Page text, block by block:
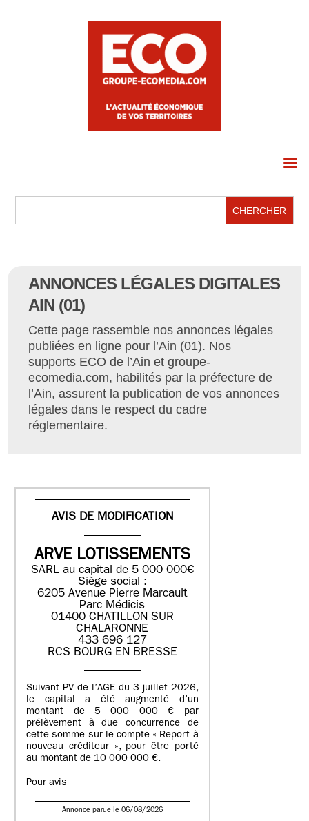
a
ANNONCES LÉGALES DIGITALES
AIN (01)
Cette page rassemble nos annonces légales
publiées en ligne pour l’Ain (01). Nos
supports ECO de l’Ain et groupe-
ecomedia.com, habilités par la préfecture de
l’Ain, assurent la publication de vos annonces
légales dans le respect du cadre
réglementaire.
AVIS DE MODIFICATION
ARVE LOTISSEMENTS
SARL au capital de 5 000 000€
Siège social :
6205 Avenue Pierre Marcault
Parc Médicis
01400 CHATILLON SUR
CHALARONNE
433 696 127
RCS BOURG EN BRESSE
Suivant PV de l’AGE du 3 juillet 2026,
le capital a été augmenté d’un
montant de 5 000 000 € par
prélèvement à due concurrence de
cette somme sur le compte « Report à
nouveau créditeur », pour être porté
au montant de 10 000 000 €.
Pour avis
Annonce parue le 06/08/2026